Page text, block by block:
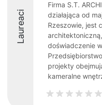
Laureaci
Firma S.T.
działająca od
Rzeszowie, jest
doświadczenie
projekty
kameralne